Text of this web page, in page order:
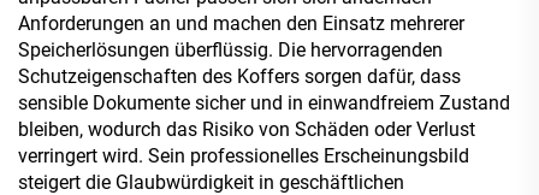
Anforderungen an und machen den Einsatz mehrerer
Speicherlösungen überflüssig. Die hervorragenden
Schutzeigenschaften des Koffers sorgen dafür, dass
sensible Dokumente sicher und in einwandfreiem Zustand
bleiben, wodurch das Risiko von Schäden oder Verlust
verringert wird. Sein professionelles Erscheinungsbild
steigert die Glaubwürdigkeit in geschäftlichen